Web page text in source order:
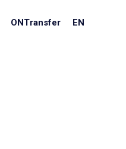
ONTransfer EN